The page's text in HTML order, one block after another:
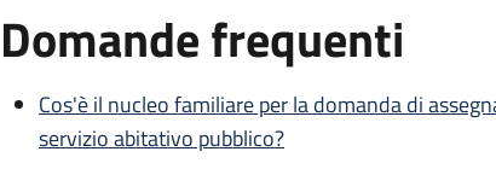
Domande frequenti
Cos'è il nucleo familiare per la domanda di
servizio abitativo pubblico?